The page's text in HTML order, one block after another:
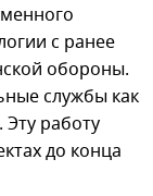
с ранее
обороны.
службы как
работу
до конца